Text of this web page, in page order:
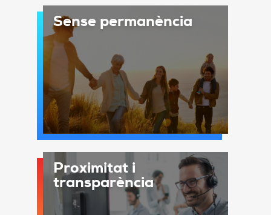
Sense permanència
Proximitat i
transparència